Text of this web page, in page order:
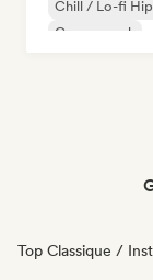
Chill / Lo-fi
Garage rock
Top Classique /